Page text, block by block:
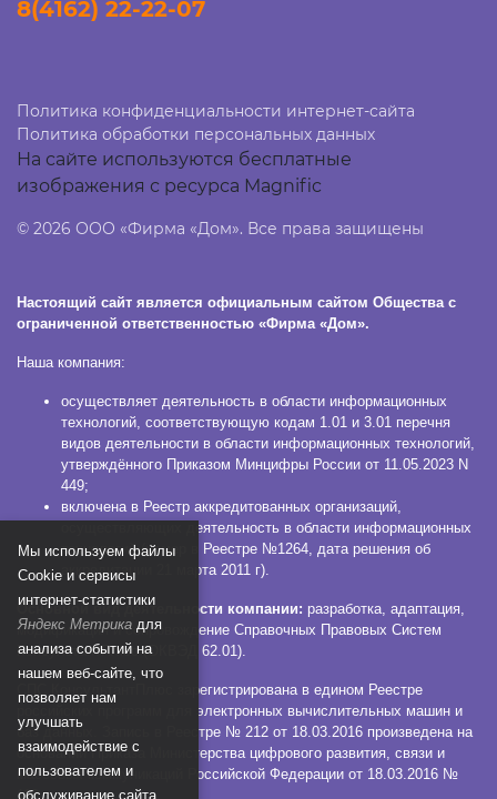
8(4162) 22-22-07
Политика конфиденциальности интернет-сайта
Политика обработки персональных данных
На сайте используются бесплатные
изображения с ресурса Magnific
© 2026 ООО «Фирма «Дом». Все права защищены
Настоящий сайт является официальным сайтом Общества с
ограниченной ответственностью «Фирма «Дом».
Наша компания:
осуществляет деятельность в области информационных
технологий, соответствующую кодам 1.01 и 3.01 перечня
видов деятельности в области информационных технологий,
утверждённого Приказом Минцифры России от 11.05.2023 N
449;
включена в Реестр аккредитованных организаций,
осуществляющих деятельность в области информационных
технологий (номер в Реестре №1264, дата решения об
аккредитации 21 марта 2011 г).
Основной вид деятельности компании: разработка, адаптация,
модификация и сопровождение Справочных Правовых Систем
КонсультантПлюс (ОКВЭД 62.01).
СПС КонсультантПлюс зарегистрирована в едином Реестре
российских программ для электронных вычислительных машин и
баз данных. Запись в Реестре № 212 от 18.03.2016 произведена на
основании Приказа Министерства цифрового развития, связи и
массовых коммуникаций Российской Федерации от 18.03.2016 №
112.
Мы используем файлы
Сookie и сервисы
интернет-статистики
Яндекс Метрика для
анализа событий на
нашем веб-сайте, что
позволяет нам
улучшать
взаимодействие с
пользователем и
обслуживание сайта.